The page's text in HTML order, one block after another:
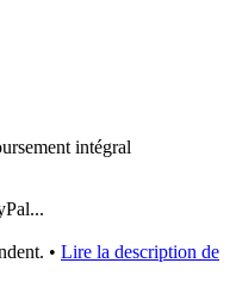
intégral
• Lire la description de